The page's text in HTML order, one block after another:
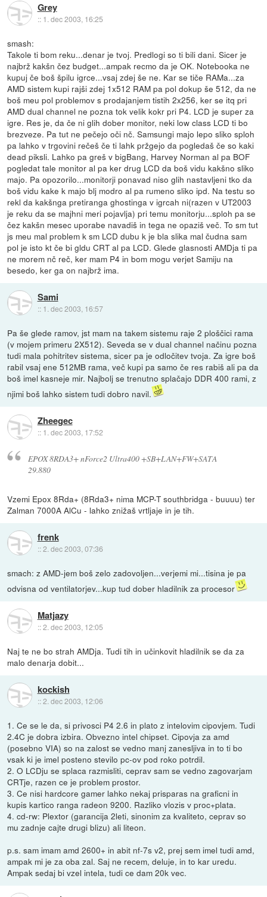
Grey
:: 1. dec 2003, 16:25
smash:
Takole ti bom reku...denar je tvoj. Predlogi so ti bili dani. Sicer je
najbrž kakšn čez budget...ampak recmo da je OK. Notebooka ne
kupuj če boš špilu igrce...vsaj zdej še ne. Kar se tiče RAMa...za
AMD sistem kupi rajši zdej 1x512 RAM pa pol dokup še 512, da ne
boš meu pol problemov s prodajanjem tistih 2x256, ker se itq pri
AMD dual channel ne pozna tok velik kokr pri P4. LCD je super za
igre. Res je, da če ni glih dober monitor, neki low class LCD ti bo
brezveze. Pa tut ne pečejo oči nč. Samsungi majo lepo sliko sploh
pa lahko v trgovini rečeš če ti lahk pržgejo da pogledaš če so kaki
dead piksli. Lahko pa greš v bigBang, Harvey Norman al pa BOF
pogledat tale monitor al pa ker drug LCD da boš vidu kakšno sliko
majo. Pa opozorilo...monitorji ponavad niso glih nastavljeni tko da
boš vidu kake k majo blj modro al pa rumeno sliko ipd. Na testu so
rekl da kakšnga pretiranga ghostinga v igrcah ni(razen v UT2003
je reku da se majhni meri pojavlja) pri temu monitorju...sploh pa se
čez kakšn mesec uporabe navadiš in tega ne opaziš več. To sm tut
js meu mal problem k sm LCD dubu k je bla slika mal čudna sam
pol je isto kt če bi gldu CRT al pa LCD. Glede glasnosti AMDja ti pa
ne morem nč reč, ker mam P4 in bom mogu verjet Samiju na
besedo, ker ga on najbrž ima.
Sami
:: 1. dec 2003, 16:57
Pa še glede ramov, jst mam na takem sistemu raje 2 ploščici rama
(v mojem primeru 2X512). Seveda se v dual channel načinu pozna
tudi mala pohitritev sistema, sicer pa je odločitev tvoja. Za igre boš
rabil vsaj ene 512MB rama, več kupi pa samo če res rabiš ali pa da
boš imel kasneje mir. Najbolj se trenutno splačajo DDR 400 rami, z
njimi boš lahko sistem tudi dobro navil.
Zheegec
:: 1. dec 2003, 17:52
EPOX 8RDA3+ nForce2 Ultra400 +SB+LAN+FW+SATA
29.880
Vzemi Epox 8Rda+ (8Rda3+ nima MCP-T southbridga - buuuu) ter
Zalman 7000A AlCu - lahko znižaš vrtljaje in je tih.
frenk
::2. dec 2003, 07:36
smach: z AMD-jem boš zelo zadovoljen...verjemi mi...tisina je pa
odvisna od ventilatorjev...kup tud dober hladilnik za procesor
Matjazy
::2. dec 2003, 12:05
Naj te ne bo strah AMDja. Tudi tih in učinkovit hladilnik se da za
malo denarja dobit...
kockish
::2. dec 2003, 12:06
1. Ce se le da, si privosci P4 2.6 in plato z intelovim cipovjem. Tudi
2.4C je dobra izbira. Obvezno intel chipset. Cipovja za amd
(posebno VIA) so na zalost se vedno manj zanesljiva in to ti bo
vsak ki je imel posteno stevilo pc-ov pod roko potrdil.
2. O LCDju se splaca razmisliti, ceprav sam se vedno zagovarjam
CRTje, razen ce je problem prostor.
3. Ce nisi hardcore gamer lahko nekaj prisparas na graficni in
kupis kartico ranga radeon 9200. Razliko vlozis v proc+plata.
4. cd-rw: Plextor (garancija 2leti, sinonim za kvaliteto, ceprav so
mu zadnje cajte drugi blizu) ali liteon.
p.s. sam imam amd 2600+ in abit nf-7s v2, prej sem imel tudi amd,
ampak mi je za oba zal. Saj ne recem, deluje, in to kar uredu.
Ampak sedaj bi vzel intela, tudi ce dam 20k vec.